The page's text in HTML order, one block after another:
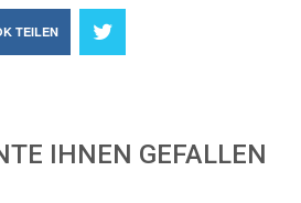
TEILEN
IHNEN GEFALLEN